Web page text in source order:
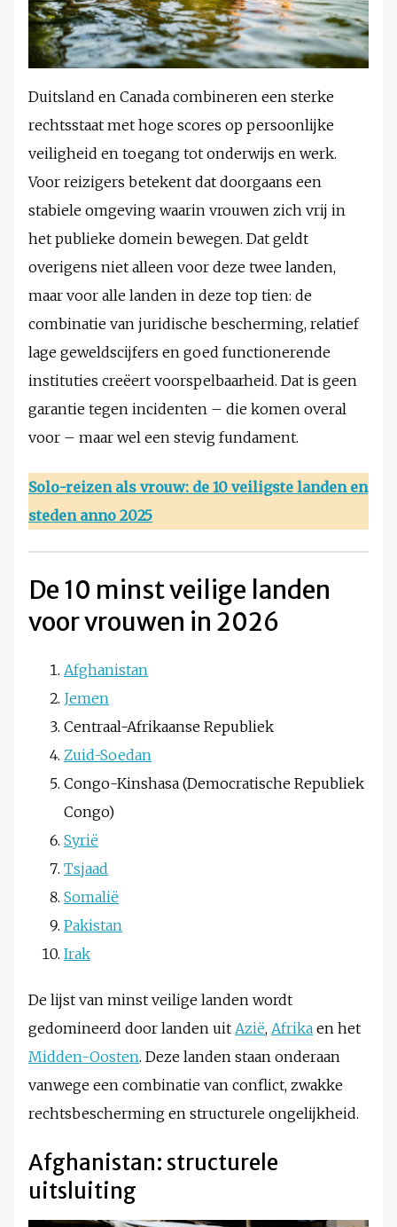
Duitsland en Canada combineren een sterke
rechtsstaat met hoge scores op persoonlijke
veiligheid en toegang tot onderwijs en werk.
Voor reizigers betekent dat doorgaans een
stabiele omgeving waarin vrouwen zich vrij in
het publieke domein bewegen. Dat geldt
overigens niet alleen voor deze twee landen,
maar voor alle landen in deze top tien: de
combinatie van juridische bescherming, relatief
lage geweldscijfers en goed functionerende
instituties creëert voorspelbaarheid. Dat is geen
garantie tegen incidenten – die komen overal
voor – maar wel een stevig fundament.
Solo-reizen als vrouw: de 10 veiligste landen en
steden anno 2025
De 10 minst veilige landen
voor vrouwen in 2026
Afghanistan
Jemen
Centraal-Afrikaanse Republiek
Zuid-Soedan
Congo-Kinshasa (Democratische Republiek
Congo)
Syrië
Tsjaad
Somalië
Pakistan
Irak
De lijst van minst veilige landen wordt
gedomineerd door landen uit Azië, Afrika en het
Midden-Oosten. Deze landen staan onderaan
vanwege een combinatie van conflict, zwakke
rechtsbescherming en structurele ongelijkheid.
Afghanistan: structurele
uitsluiting